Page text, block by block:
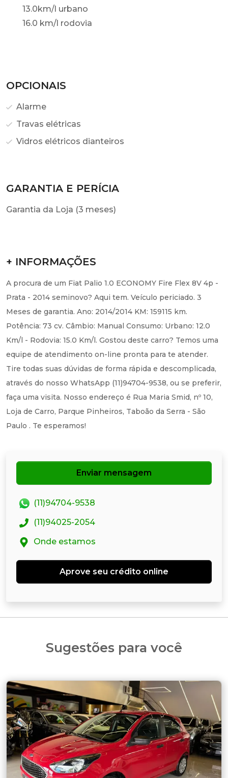
13.0km/l urbano
16.0 km/l rodovia
OPCIONAIS
Alarme
Travas elétricas
Vidros elétricos dianteiros
GARANTIA E PERÍCIA
Garantia da Loja (3 meses)
+ INFORMAÇÕES
A procura de um Fiat Palio 1.0 ECONOMY Fire Flex 8V 4p -
Prata - 2014 seminovo? Aqui tem. Veículo periciado. 3
Meses de garantia. Ano: 2014/2014 KM: 159115 km.
Potência: 73 cv. Câmbio: Manual Consumo: Urbano: 12.0
Km/l - Rodovia: 15.0 Km/l. Gostou deste carro? Temos uma
equipe de atendimento on-line pronta para te atender.
Tire todas suas dúvidas de forma rápida e descomplicada,
através do nosso WhatsApp (11)94704-9538, ou se preferir,
faça uma visita. Nosso endereço é Rua Maria Smid, nº 10,
Loja de Carro, Parque Pinheiros, Taboão da Serra - São
Paulo . Te esperamos!
Enviar mensagem
(11)94704-9538
(11)94025-2054
Onde estamos
Aprove seu crédito online
Sugestões para você